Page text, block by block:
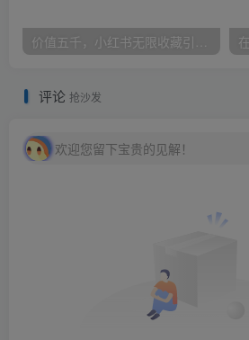
价值五千，小红书无限收藏引流创业粉，附采集协议【揭秘】
评论 抢沙发
欢迎您留下宝贵的见解！